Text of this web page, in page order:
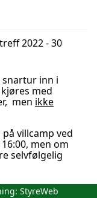
2022 - 30
snartur inn i
med
men ikke
villcamp ved
men om
selvfølgelig
StyreWeb